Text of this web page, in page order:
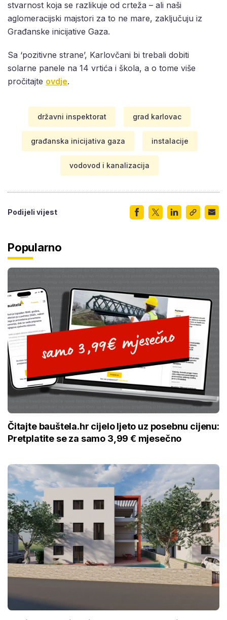
stvarnost koja se razlikuje od crteža – ali naši
aglomeracijski majstori za to ne mare, zaključuju iz
Građanske inicijative Gaza.
Sa ‘pozitivne strane’, Karlovčani bi trebali dobiti
solarne panele na 14 vrtića i škola, a o tome više
pročitajte ovdje.
državni inspektorat grad karlovac
građanska inicijativa gaza instalacije
vodovod i kanalizacija
Podijeli vijest
Popularno
Čitajte bauštela.hr cijelo ljeto uz posebnu cijenu:
Pretplatite se za samo 3,99 € mjesečno